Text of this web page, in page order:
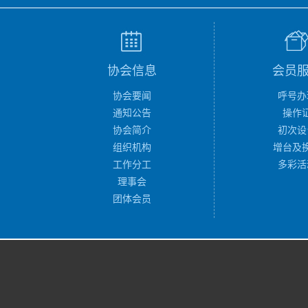
协会信息
协会要闻
通知公告
协会简介
组织机构
工作分工
理事会
团体会员
会员
呼号
操作
初次设
增台及
多彩